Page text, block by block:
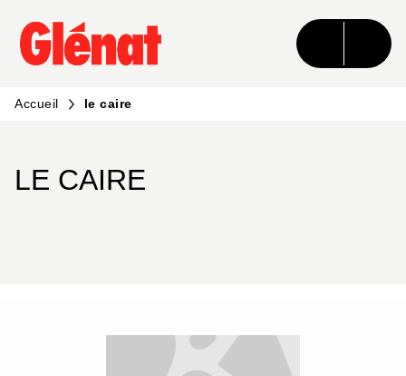
MENU RECHERCHE CONTENU
PIED DE PAGE
Accueil le caire
LE CAIRE